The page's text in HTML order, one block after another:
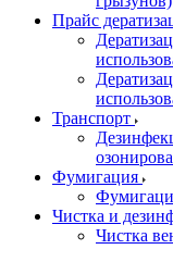
Прайс
Транспорт
Фумигация
Чистка и
Чистка